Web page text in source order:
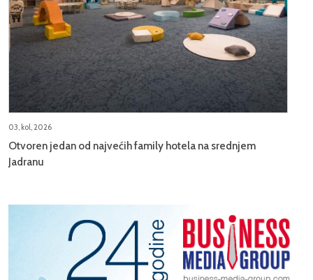
03, kol, 2026
Otvoren jedan od najvećih family hotela na srednjem
Jadranu